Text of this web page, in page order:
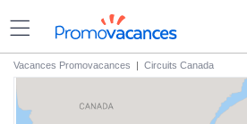
Vacances Promovacances | Circuits Canada